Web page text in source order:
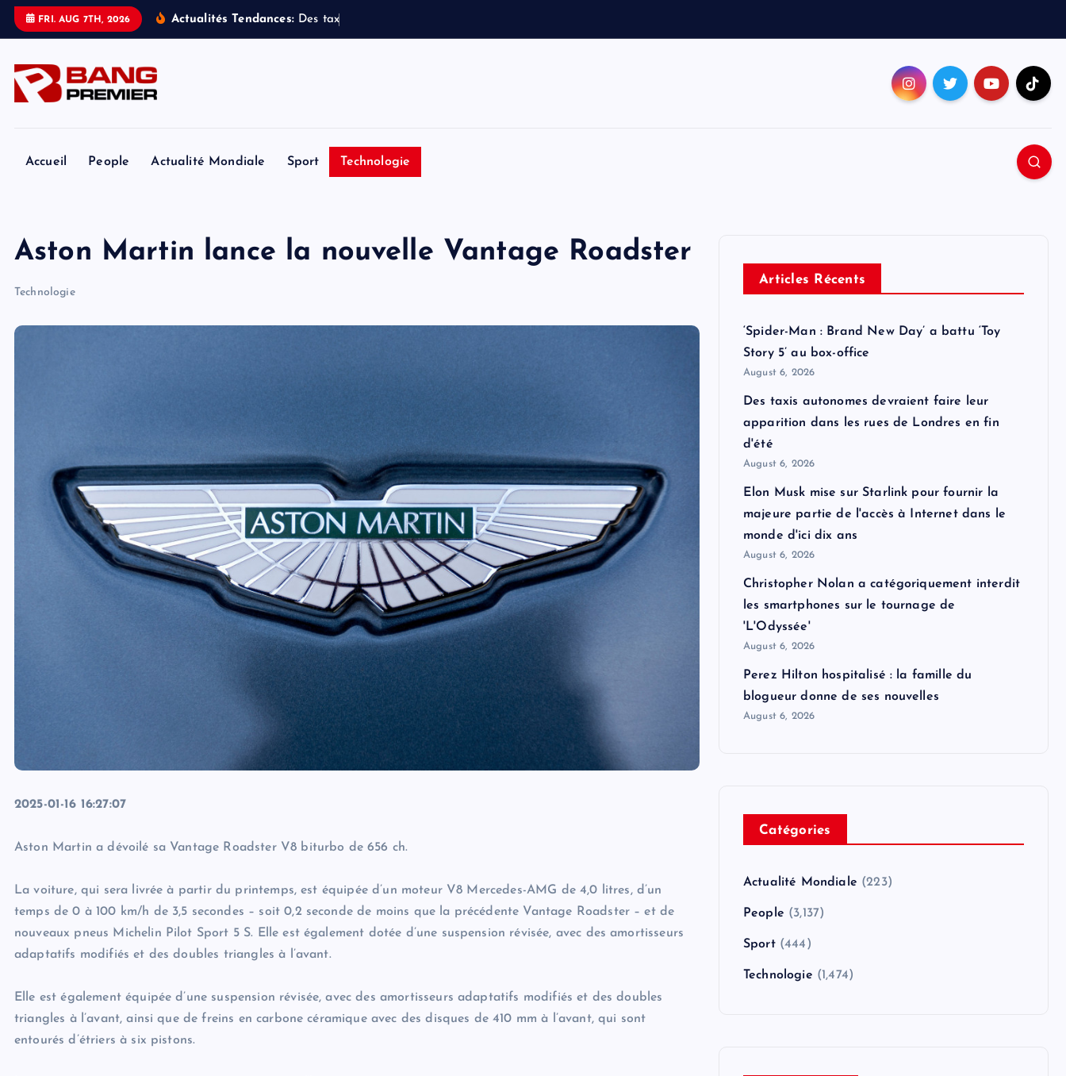
FRI. AUG 7TH, 2026 Actualités Tendances: Des tax
Accueil People Actualité Mondiale Sport Technologie
Aston Martin lance la nouvelle Vantage Roadster
Technologie
2025-01-16 16:27:07
Aston Martin a dévoilé sa Vantage Roadster V8 biturbo de 656 ch.
La voiture, qui sera livrée à partir du printemps, est équipée d’un moteur V8 Mercedes-AMG de 4,0 litres, d’un
temps de 0 à 100 km/h de 3,5 secondes – soit 0,2 seconde de moins que la précédente Vantage Roadster – et de
nouveaux pneus Michelin Pilot Sport 5 S. Elle est également dotée d’une suspension révisée, avec des amortisseurs
adaptatifs modifiés et des doubles triangles à l’avant.
Elle est également équipée d’une suspension révisée, avec des amortisseurs adaptatifs modifiés et des doubles
triangles à l’avant, ainsi que de freins en carbone céramique avec des disques de 410 mm à l’avant, qui sont
entourés d’étriers à six pistons.
Articles Récents
‘Spider-Man : Brand New Day’ a battu ‘Toy
Story 5’ au box-office
August 6, 2026
Des taxis autonomes devraient faire leur
apparition dans les rues de Londres en fin
d'été
August 6, 2026
Elon Musk mise sur Starlink pour fournir la
majeure partie de l'accès à Internet dans le
monde d'ici dix ans
August 6, 2026
Christopher Nolan a catégoriquement interdit
les smartphones sur le tournage de
'L'Odyssée'
August 6, 2026
Perez Hilton hospitalisé : la famille du
blogueur donne de ses nouvelles
August 6, 2026
Catégories
Actualité Mondiale (223)
People (3,137)
Sport(444)
Technologie (1,474)